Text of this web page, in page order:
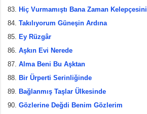
Hiç Vurmamıştı Bana Zaman Kelepçesini
Takılıyorum Güneşin Ardına
Ey Rüzgâr
Aşkın Evi Nerede
Alma Beni Bu Aşktan
Bir Ürperti Serinliğinde
Bağlanmış Taşlar Ülkesinde
Gözlerine Değdi Benim Gözlerim